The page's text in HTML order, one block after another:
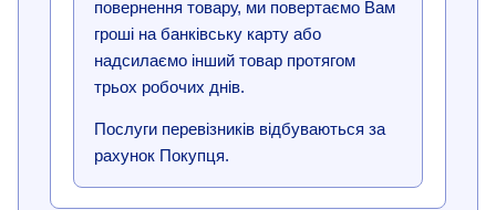
повернення товару, ми повертаємо Вам
гроші на банківську карту або
надсилаємо інший товар протягом
трьох робочих днів.
Послуги перевізників відбуваються за
рахунок Покупця.